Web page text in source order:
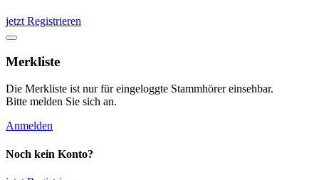
jetzt Registrieren
Merkliste
Die Merkliste ist nur für eingeloggte Stammhörer einsehbar.
Bitte melden Sie sich an.
Anmelden
Noch kein Konto?